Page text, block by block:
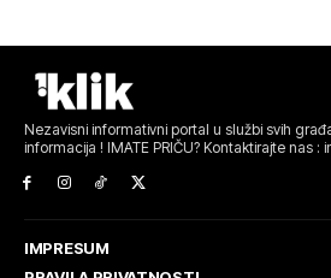
Nezavisni informativni portal u službi svih
informacija ! IMATE PRIČU? Kontaktirajte nas :
IMPRESUM